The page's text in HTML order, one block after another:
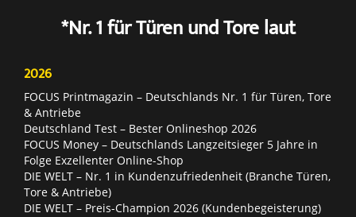
*Nr. 1 für Türen und Tore laut
2026
FOCUS Printmagazin – Deutschlands Nr. 1 für Türen, Tore
& Antriebe
Deutschland Test – Bester Onlineshop 2026
FOCUS Money – Deutschlands Langzeitsieger 5 Jahre in
Folge Exzellenter Online-Shop
DIE WELT – Nr. 1 in Kundenzufriedenheit (Branche Türen,
Tore & Antriebe)
DIE WELT – Preis-Champion 2026 (Kundenbegeisterung)